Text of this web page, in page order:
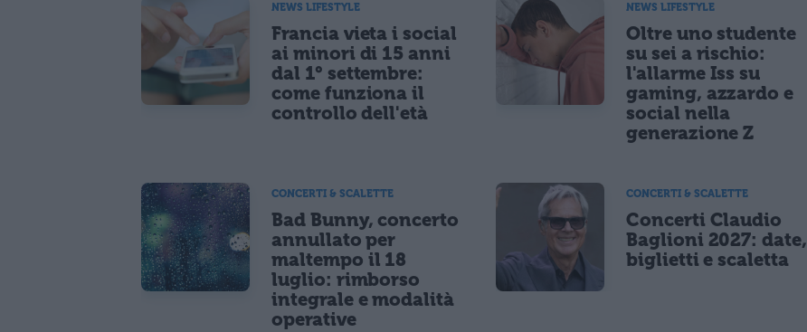
NEWS LIFESTYLE
Francia vieta i social
ai minori di 15 anni
dal 1° settembre:
come funziona il
controllo dell'età
NEWS LIFESTYLE
Oltre uno studente
su sei a rischio:
l'allarme Iss su
gaming, azzardo e
social nella
generazione Z
CONCERTI & SCALETTE
Bad Bunny, concerto
annullato per
maltempo il 18
luglio: rimborso
integrale e modalità
operative
CONCERTI & SCALETTE
Concerti Claudio
Baglioni 2027: date,
biglietti e scaletta